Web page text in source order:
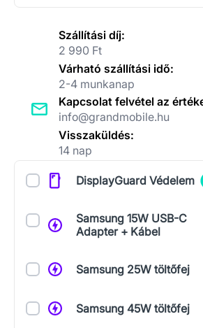
Szállítási díj:
2 990 Ft
Várható szállítási idő:
2-4 munkanap
Kapcsolat felvétel az
info@grandmobile.hu
Visszaküldés:
14 nap
KiegészítőkDisplayGuard Védelem
Samsung 15W USB-C
Adapter + Kábel
Samsung 25W töltőfej
Samsung 45W töltőfej